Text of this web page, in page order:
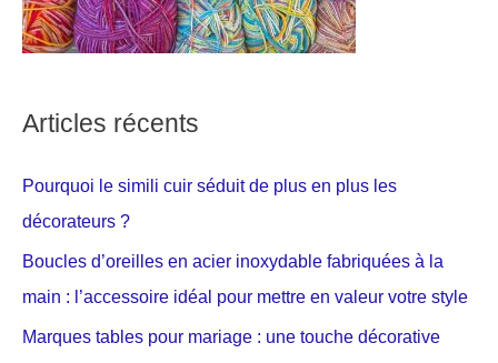
Articles récents
Pourquoi le simili cuir séduit de plus en plus les
décorateurs ?
Boucles d’oreilles en acier inoxydable fabriquées à la
main : l’accessoire idéal pour mettre en valeur votre style
Marques tables pour mariage : une touche décorative